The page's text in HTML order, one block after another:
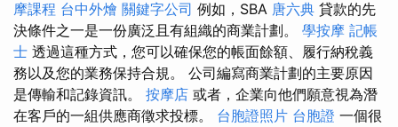
摩課程 台中外燴 關鍵字公司 例如，SBA 唐六典 貸款的先
決條件之一是一份廣泛且有組織的商業計劃。 學按摩 記帳
士 透過這種方式，您可以確保您的帳面餘額、履行納稅義
務以及您的業務保持合規。 公司編寫商業計劃的主要原因
是傳輸和記錄資訊。 按摩店 或者，企業向他們願意視為潛
在客戶的一組供應商徵求投標。 台胞證照片 台胞證 一個很